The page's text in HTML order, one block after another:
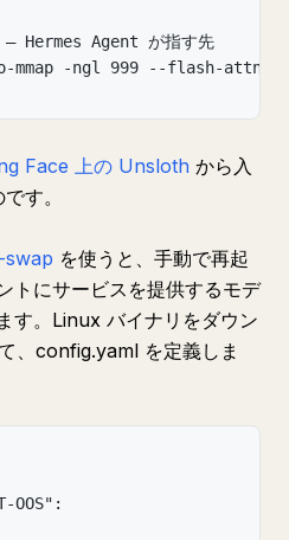
Hermes Agent が指す先
mmap -ngl 999 --flash-attn
Face 上の Unsloth から入
す。
swap を使うと、手動で再起
トにサービスを提供するモデ
す。Linux バイナリをダウン
、config.yaml を定義しま
OOS":